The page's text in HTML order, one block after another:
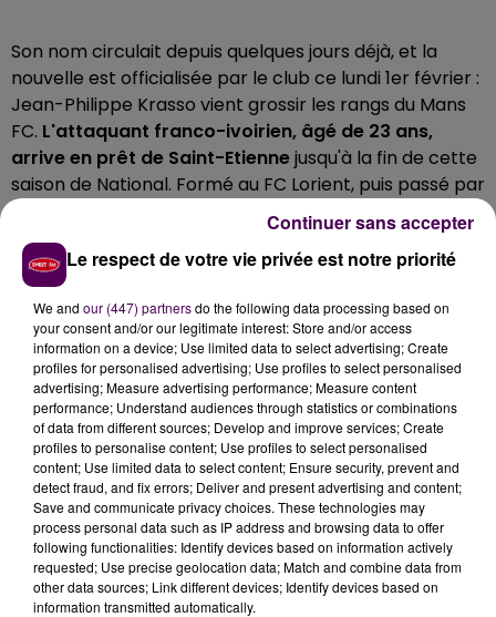
Son nom circulait depuis quelques jours déjà, et la
nouvelle est officialisée par le club ce lundi 1er février :
Jean-Philippe Krasso vient grossir les rangs du Mans
FC. L'attaquant franco-ivoirien, âgé de 23 ans,
arrive en prêt de Saint-Etiennejusqu'à la fin de cette
saison de National. Formé au FC Lorient, puis passé par
le SC Schiltigheim et le SA Épinal, le gaucher compte
six matchs en Ligue 1. Jean-Philippe Krasso a
notamment inscrit huit buts la saison dernière en
Coupe de France avec Epinal,
LOSC en huitièmes et un devant l’ASSE, future
finaliste, en quarts"précise Le Mans FC dans son
communiqué.
Le respect de votre vie privée est notre priorité
We and our (447) partnersdo the following data processing based on
your consent and/or our legitimate interest: Store and/or access
information on a device; Use limited data to select advertising; Create
profiles for personalised advertising; Use profiles to select personalised
advertising; Measure advertising performance; Measure content
performance; Understand audiences through statistics or combinations
of data from different sources; Develop and improve services; Create
profiles to personalise content; Use profiles to select personalised
content; Use limited data to select content; Ensure security, prevent and
detect fraud, and fix errors; Deliver and present advertising and content;
Save and communicate privacy choices. These technologies may
process personal data such as IP address and browsing data to offer
following functionalities: Identify devices based on information actively
requested; Use precise geolocation data; Match and combine data from
other data sources; Link different devices; Identify devices based on
information transmitted automatically.
Continuer sans accepter